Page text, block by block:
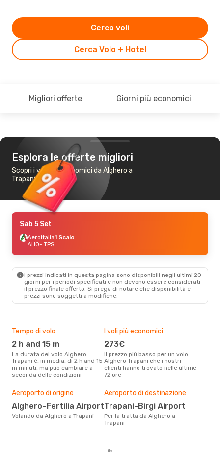
Cerca Volo + Hotel
Cerca voli
Migliori offerte Giorni più economici
Esplora le offerte migliori
Scopri i voli più economici da Alghero a
Trapani
Sab 5 Set
Aeroitalia1 Scalo
AHO- TPS
I prezzi indicati in questa pagina sono disponibili negli ultimi 20
giorni per i periodi specificati e non devono essere considerati
il ​​prezzo finale offerto. Si prega di notare che disponibilità e
prezzi sono soggetti a modifiche.
Tempo di volo
2 h and 15 m
La durata del volo Alghero
Trapani è, in media, di 2 h and 15
m minuti, ma può cambiare a
seconda delle condizioni.
I voli più economici
273€
Il prezzo più basso per un volo
Alghero Trapani che i nostri
clienti hanno trovato nelle ultime
72 ore
Aeroporto di origine
Alghero–Fertilia Airport
Volando da Alghero a Trapani
Aeroporto di destinazione
Trapani-Birgi Airport
Per la tratta da Alghero a
Trapani